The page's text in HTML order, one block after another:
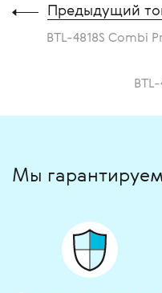
Предыдущий
BTL-4818S Combi
Мы гарантируем